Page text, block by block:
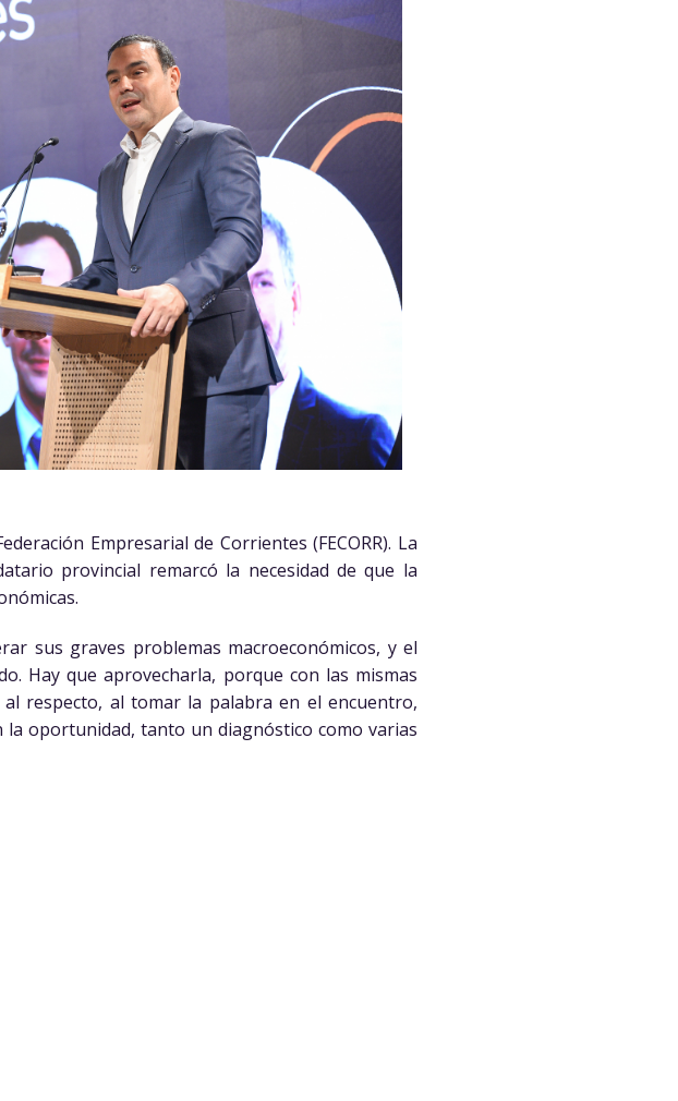
Empresarial de Corrientes (FECORR). La
provincial remarcó la necesidad de que la
sus graves problemas macroeconómicos, y el
Hay que aprovecharla, porque con las mismas
respecto, al tomar la palabra en el encuentro,
oportunidad, tanto un diagnóstico como varias